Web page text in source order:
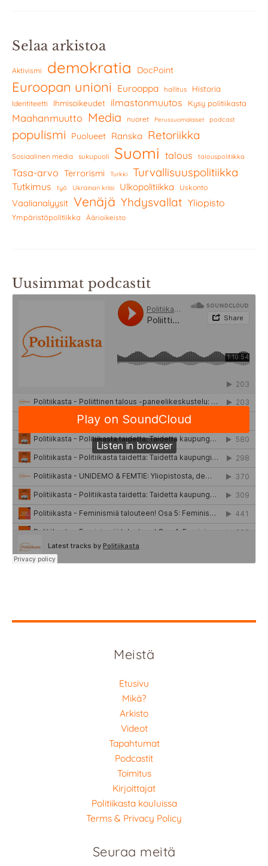
Selaa arkistoa
Aktivismi demokratia DocPoint
Euroopan unioni Eurooppa hallitus Historia
Identiteetti Ihmisoikeudet ilmastonmuutos Kysy politiikasta
Maahanmuutto Media nuoret Perussuomalaiset podcast
populismi Puolueet Ranska Retoriikka
Sosiaalinen media sukupuoli Suomi talous talouspolitiikka
Tasa-arvo Terrorismi Turkki Turvallisuuspolitiikka
Tutkimus työ Ukrainan kriisi Ulkopolitiikka Uskonto
Vaalianalyysit Venäjä Yhdysvallat Yliopisto
Ympäristöpolitiikka Äärioikeisto
Uusimmat podcastit
Meistä
Etusivu
Mikä?
Arkisto
Videot
Tapahtumat
Podcastit
Toimitus
Kirjoittajat
Politiikasta kouluissa
Terms & Privacy Policy
Seuraa meitä